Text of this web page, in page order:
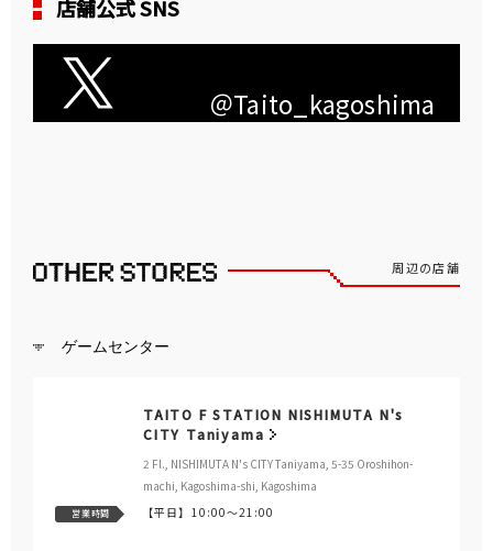
店舗公式 SNS
＠Taito_kagoshima
周辺の店舗
ゲームセンター
TAITO F STATION NISHIMUTA N's
CITY Taniyama
2 Fl., NISHIMUTA N's CITY Taniyama, 5-35 Oroshihon-
machi, Kagoshima-shi, Kagoshima
営業時間 【平日】 10:00～21:00